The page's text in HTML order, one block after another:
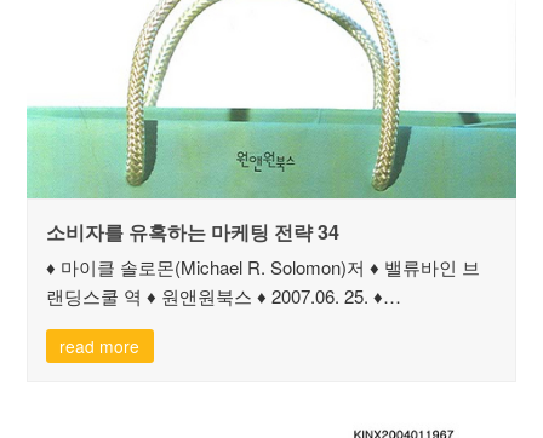
소비자를 유혹하는 마케팅 전략 34
♦ 마이클 솔로몬(Michael R. Solomon)저 ♦ 밸류바인 브
랜딩스쿨 역 ♦ 원앤원북스 ♦ 2007.06. 25. ♦…
read more